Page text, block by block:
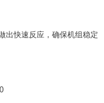
出快速反应，确保机组稳定